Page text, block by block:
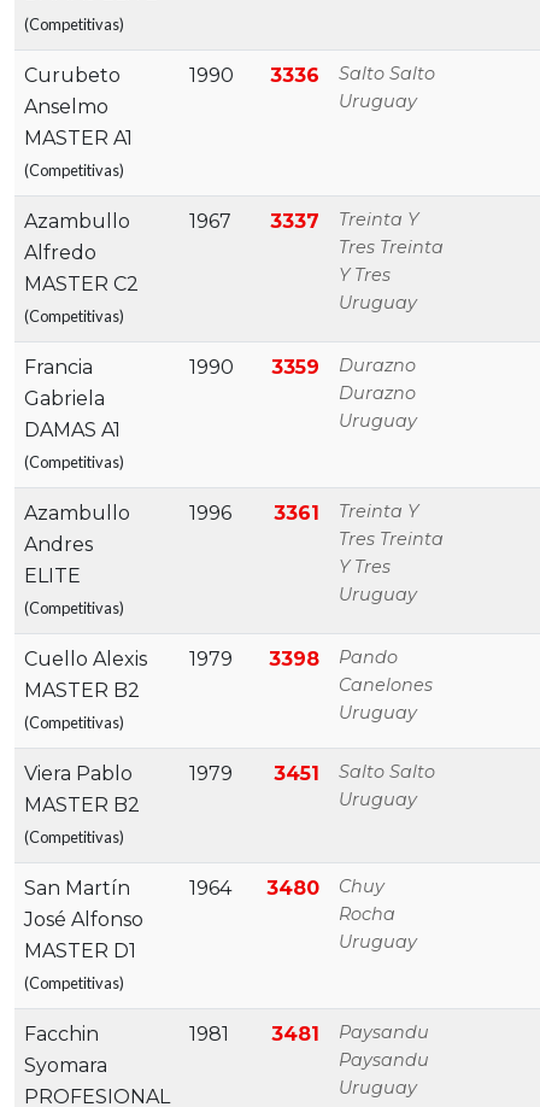
(Competitivas)
Curubeto
Anselmo
MASTER A1
(Competitivas)
1990 3336
Salto Salto
Uruguay
Azambullo
Alfredo
MASTER C2
(Competitivas)
1967 3337
Treinta Y
Tres Treinta
Y Tres
Uruguay
Francia
Gabriela
DAMAS A1
(Competitivas)
1990 3359
Durazno
Durazno
Uruguay
Azambullo
Andres
ELITE
(Competitivas)
1996 3361
Treinta Y
Tres Treinta
Y Tres
Uruguay
Cuello Alexis
MASTER B2
(Competitivas)
1979 3398
Pando
Canelones
Uruguay
Viera Pablo
MASTER B2
(Competitivas)
1979 3451
Salto Salto
Uruguay
San Martín
José Alfonso
MASTER D1
(Competitivas)
1964 3480
Chuy
Rocha
Uruguay
Facchin
Syomara
PROFESIONAL
1981 3481
Paysandu
Paysandu
Uruguay